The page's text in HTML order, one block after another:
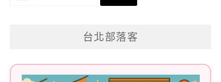
台北部落客